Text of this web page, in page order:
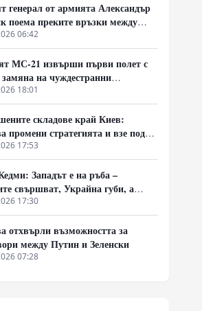
генерал от армията Александър
поема преките връзки между
и бойното поле
06:42
МС-21 извърши първи полет с
на чуждестранни
но доставките се отлагат за
18:01
складове край Киев:
промени стратегията и взе под
търговската логистика
17:53
Западът е на ръба –
свършват, Украйна губи, а
примката!
17:30
отхвърли възможността за
между Путин и Зеленски
07:28